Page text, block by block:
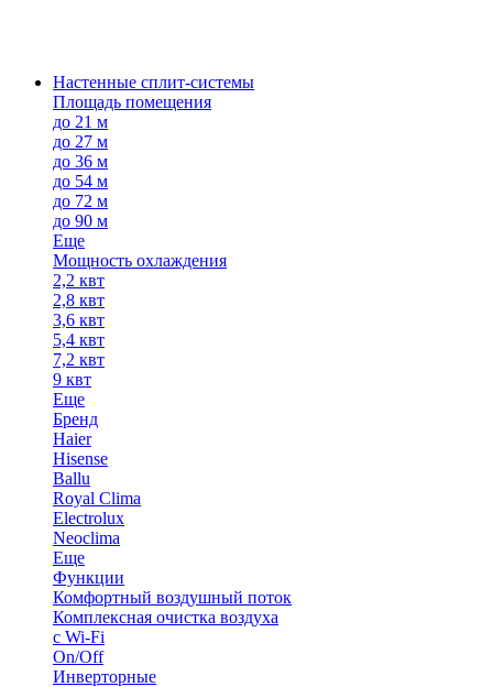
Настенные сплит-системы
Площадь помещения
до 21 м
до 27 м
до 36 м
до 54 м
до 72 м
до 90 м
Еще
Мощность охлаждения
2,2 квт
2,8 квт
3,6 квт
5,4 квт
7,2 квт
9 квт
Еще
Бренд
Haier
Hisense
Ballu
Royal Clima
Electrolux
Neoclima
Еще
Функции
Комфортный воздушный поток
Комплексная очистка воздуха
с Wi-Fi
On/Off
Инверторные